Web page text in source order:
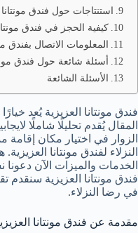
استنتاجات حول فندق مونتانا
كيفية الحجز في فندق
المعلومات الاتصال بفندق
أسئلة شائعة حول فندق
الأسئلة الشائعة
فندق مونتانا العزيزية يُعد
المقال يُقدم تحليلًا شاملًا
الزوار في اختيار مكان
النزلاء لفندق مونتانا
الخدمات والميزات الآن
فندق مونتانا العزيزية سنقدم
في رضا النزلاء.
مقدمة عن فندق مونتانا